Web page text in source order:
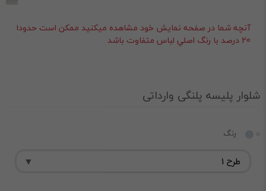
آنچه شما در صفحه نمايش خود مشاهده ميکنيد ممکن است حدودا
20 درصد با رنگ اصلي لباس متفاوت باشد
شلوار پلیسه پلنگی وارداتی
رنگ